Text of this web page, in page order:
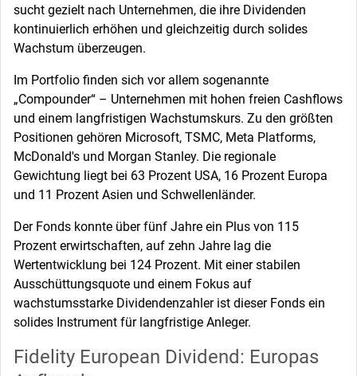
sucht gezielt nach Unternehmen, die ihre Dividenden
kontinuierlich erhöhen und gleichzeitig durch solides
Wachstum überzeugen.
Im Portfolio finden sich vor allem sogenannte
„Compounder“ – Unternehmen mit hohen freien Cashflows
und einem langfristigen Wachstumskurs. Zu den größten
Positionen gehören Microsoft, TSMC, Meta Platforms,
McDonald's und Morgan Stanley. Die regionale
Gewichtung liegt bei 63 Prozent USA, 16 Prozent Europa
und 11 Prozent Asien und Schwellenländer.
Der Fonds konnte über fünf Jahre ein Plus von 115
Prozent erwirtschaften, auf zehn Jahre lag die
Wertentwicklung bei 124 Prozent. Mit einer stabilen
Ausschüttungsquote und einem Fokus auf
wachstumsstarke Dividendenzahler ist dieser Fonds ein
solides Instrument für langfristige Anleger.
Fidelity European Dividend: Europas